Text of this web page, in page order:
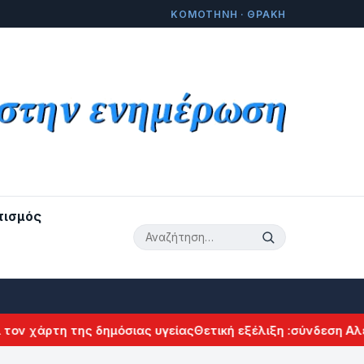
ΚΟΜΟΤΗΝΗ · ΘΡΑΚΗ
της δημόσιας υγείαςΘετική εξέλιξη :σύνδεση